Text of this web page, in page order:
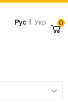
Рус | Укр 0